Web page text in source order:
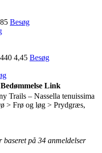
Besøg
4,45 Besøg
Bedømmelse Link
Trails – Nassella tenuissima
> Frø og løg > Prydgræs,
på 34 anmeldelser